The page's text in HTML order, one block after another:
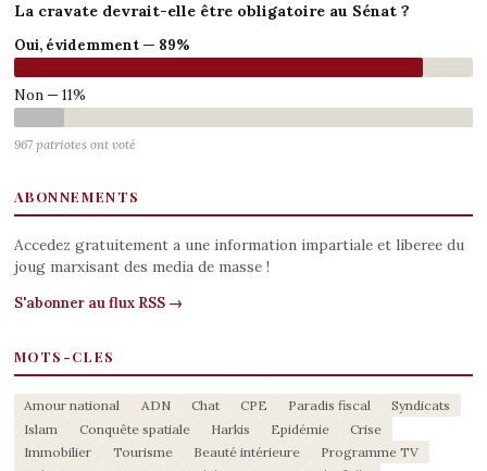
La cravate devrait-elle être obligatoire au Sénat ?
Oui, évidemment — 89%
Non — 11%
967 patriotes ont voté
ABONNEMENTS
Accedez gratuitement a une information impartiale et liberee du
joug marxisant des media de masse !
S'abonner au flux RSS →
MOTS-CLES
Amour national ADN Chat CPE Paradis fiscal
Syndicats
Islam
Conquête spatiale Harkis Epidémie
Crise
Immobilier
Tourisme Beauté intérieure
Programme TV